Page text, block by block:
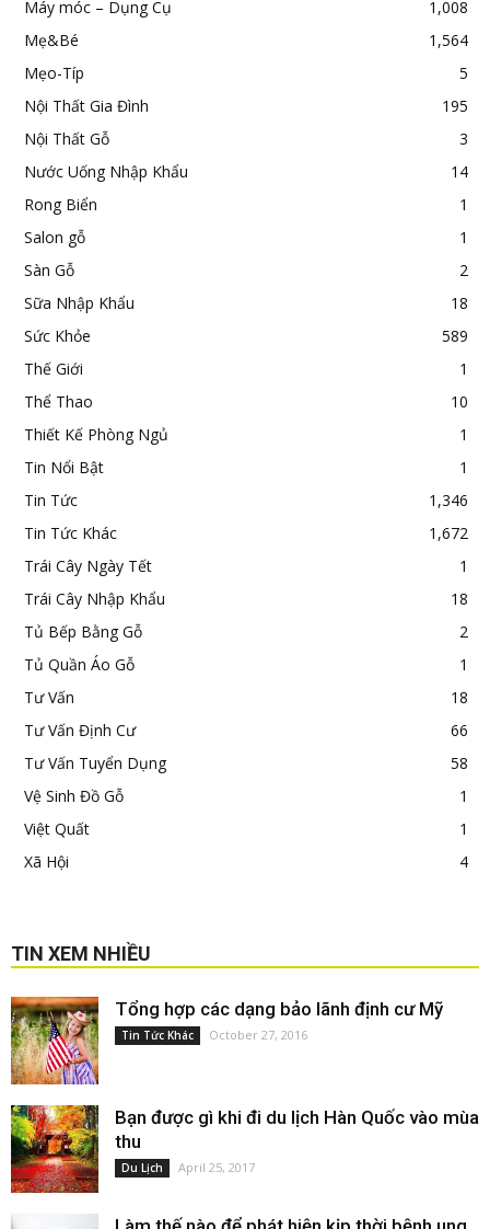
Máy móc – Dụng Cụ
1,008
Mẹ&Bé
1,564
Mẹo-Típ
5
Nội Thất Gia Đình
195
Nội Thất Gỗ
3
Nước Uống Nhập Khẩu
14
Rong Biển
1
Salon gỗ
1
Sàn Gỗ
2
Sữa Nhập Khẩu
18
Sức Khỏe
589
Thế Giới
1
Thể Thao
10
Thiết Kế Phòng Ngủ
1
Tin Nổi Bật
1
Tin Tức
1,346
Tin Tức Khác
1,672
Trái Cây Ngày Tết
1
Trái Cây Nhập Khẩu
18
Tủ Bếp Bằng Gỗ
2
Tủ Quần Áo Gỗ
1
Tư Vấn
18
Tư Vấn Định Cư
66
Tư Vấn Tuyển Dụng
58
Vệ Sinh Đồ Gỗ
1
Việt Quất
1
Xã Hội
4
TIN XEM NHIỀU
Tổng hợp các dạng bảo lãnh định cư Mỹ
Tin Tức Khác October 27, 2016
Bạn được gì khi đi du lịch Hàn Quốc vào mùa
thu
Du Lịch April 25, 2017